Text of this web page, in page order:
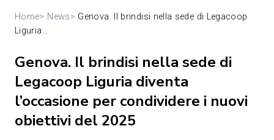
Home> News> Genova. Il brindisi nella sede di Legacoop
Liguria...
Genova. Il brindisi nella sede di
Legacoop Liguria diventa
l’occasione per condividere i nuovi
obiettivi del 2025